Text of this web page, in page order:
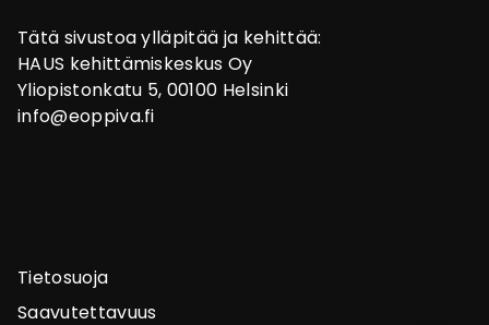
Tätä sivustoa ylläpitää ja kehittää:
HAUS kehittämiskeskus Oy
Yliopistonkatu 5, 00100 Helsinki
info@eoppiva.fi
Tietosuoja
Saavutettavuus